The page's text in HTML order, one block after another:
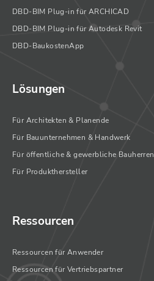
DBD-BIM Plug-in für ARCHICAD
DBD-BIM Plug-in für Autodesk Revit
DBD-BaukostenApp
Lösungen
Für Architekten & Planende
Für Bauunternehmen & Handwerk
Für öffentliche & gewerbliche Bauherren
Für Produkthersteller
Ressourcen
Ressourcen für Anwender
Ressourcen für Vertriebspartner